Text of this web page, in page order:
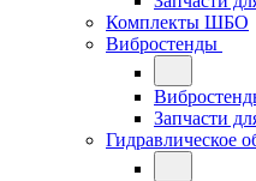
Комплекты ШБО
Вибростенды
Запчасти
Гидравлическое